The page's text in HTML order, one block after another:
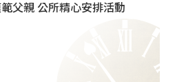
父親 公所精心安排活動